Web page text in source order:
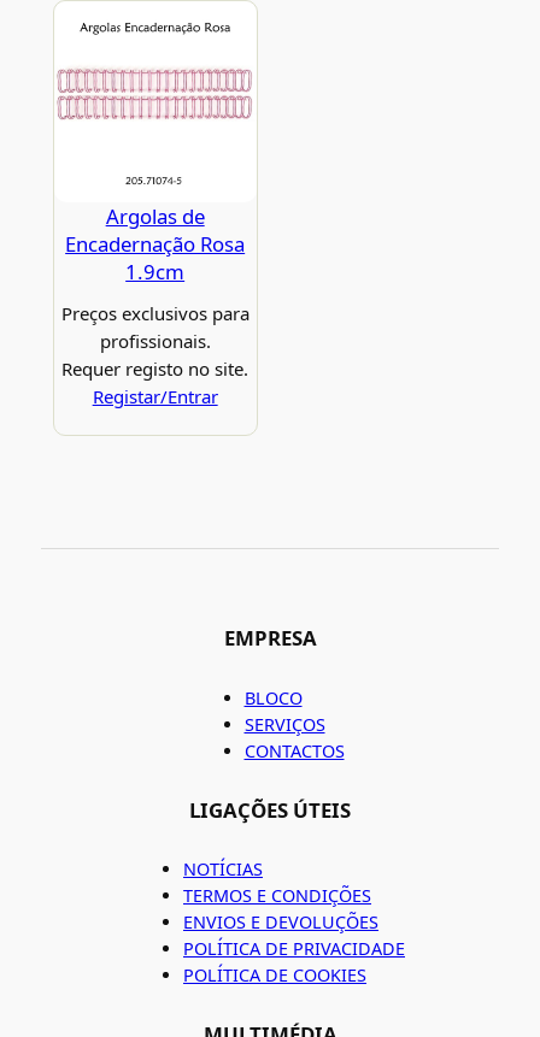
Argolas de
Encadernação Rosa
1.9cm
Preços exclusivos para
profissionais.
Requer registo no site.
Registar/Entrar
EMPRESA
BLOCO
SERVIÇOS
CONTACTOS
LIGAÇÕES ÚTEIS
NOTÍCIAS
TERMOS E CONDIÇÕES
ENVIOS E DEVOLUÇÕES
POLÍTICA DE PRIVACIDADE
POLÍTICA DE COOKIES